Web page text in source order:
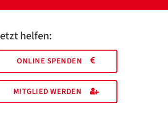
helfen:
ONLINE SPENDEN
MITGLIED WERDEN